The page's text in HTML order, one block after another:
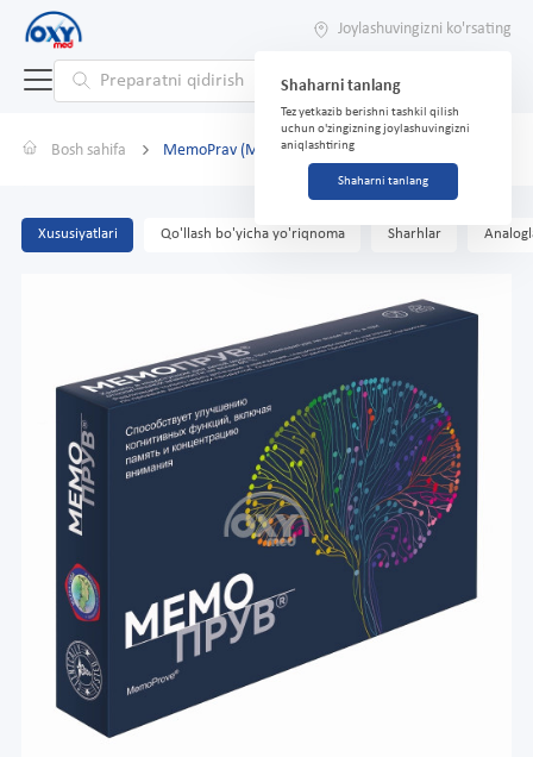
Joylashuvingizni ko'rsating
Shaharni tanlang
Tez yetkazib berishni tashkil qilish
uchun o'zingizning joylashuvingizni
aniqlashtiring
Shaharni tanlang
Bosh sahifa MemoPrav (MemoProve) №30 tablet.
Xususiyatlari Qo'llash bo'yicha yo'riqnoma Sharhlar